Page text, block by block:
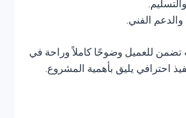
والدعم الفني.
للعميل وضوحًا كاملاً وراحة في
احترافي يليق بأهمية المشروع.